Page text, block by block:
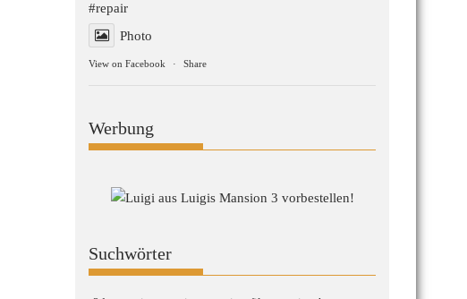
#repair
Photo
View on Facebook · Share
Werbung
Suchwörter